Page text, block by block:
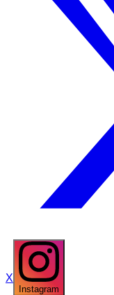
X
Instagram